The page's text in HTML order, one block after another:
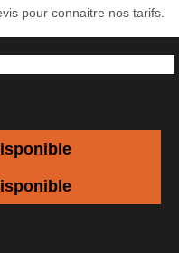
pour connaitre nos tarifs.